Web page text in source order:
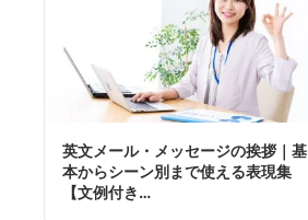
英文メール・メッセージの挨拶｜基
本からシーン別まで使える表現集
【文例付き…